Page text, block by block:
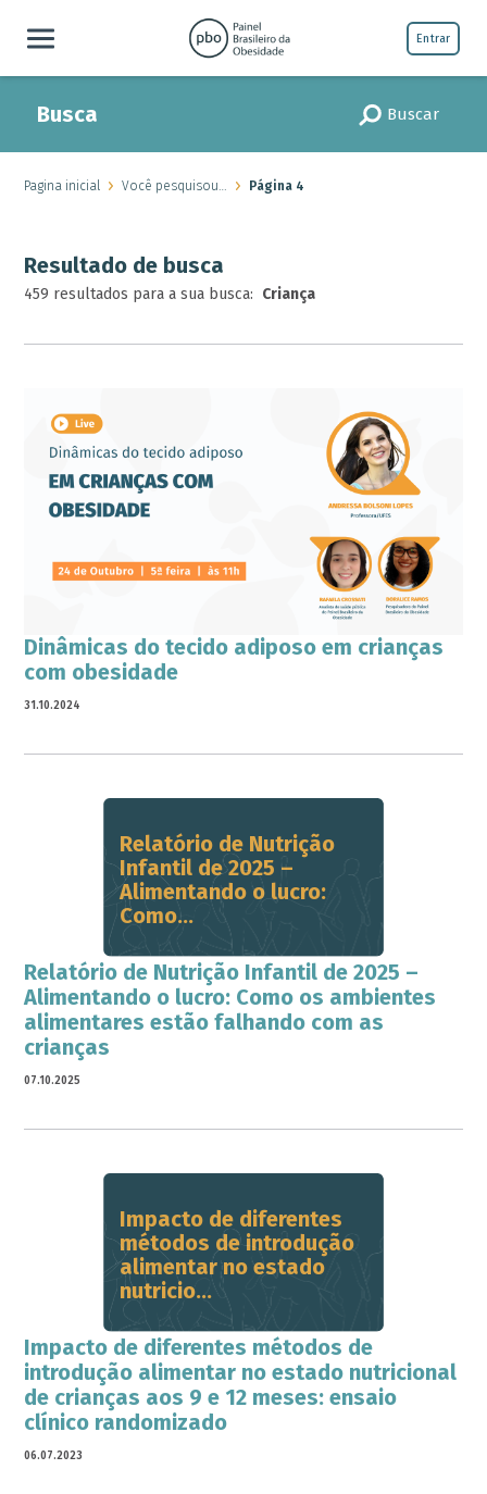
Entrar
Busca Buscar
Pagina inicial Você pesquisou… Página 4
Resultado de busca
459 resultados para a sua busca: Criança
Dinâmicas do tecido adiposo em crianças
com obesidade
31.10.2024
Relatório de Nutrição
Infantil de 2025 –
Alimentando o lucro:
Como...
Relatório de Nutrição Infantil de 2025 –
Alimentando o lucro: Como os ambientes
alimentares estão falhando com as
crianças
07.10.2025
Impacto de diferentes
métodos de introdução
alimentar no estado
nutricio...
Impacto de diferentes métodos de
introdução alimentar no estado nutricional
de crianças aos 9 e 12 meses: ensaio
clínico randomizado
06.07.2023